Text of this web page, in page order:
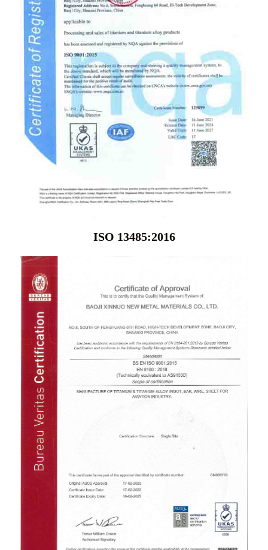
ISO 13485:2016